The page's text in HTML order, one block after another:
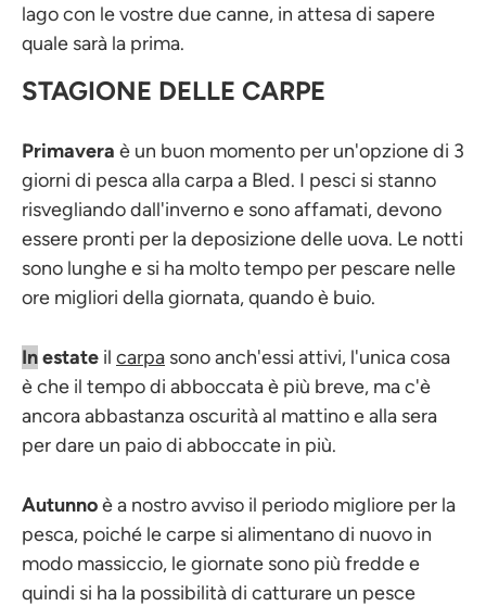
lago con le vostre due canne, in attesa di sapere
quale sarà la prima.
STAGIONE DELLE CARPE
Primavera è un buon momento per un'opzione di 3
giorni di pesca alla carpa a Bled. I pesci si stanno
risvegliando dall'inverno e sono affamati, devono
essere pronti per la deposizione delle uova. Le notti
sono lunghe e si ha molto tempo per pescare nelle
ore migliori della giornata, quando è buio.
Inestate il carpa sono anch'essi attivi, l'unica cosa
è che il tempo di abboccata è più breve, ma c'è
ancora abbastanza oscurità al mattino e alla sera
per dare un paio di abboccate in più.
Autunnoè a nostro avviso il periodo migliore per la
pesca, poiché le carpe si alimentano di nuovo in
modo massiccio, le giornate sono più fredde e
quindi si ha la possibilità di catturare un pesce